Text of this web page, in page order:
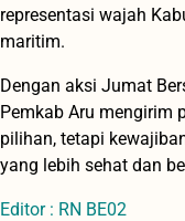
representasi wajah
maritim.
Dengan aksi Jumat
Pemkab Aru mengirim
pilihan, tetapi
yang lebih sehat dan
Editor : RN BE02